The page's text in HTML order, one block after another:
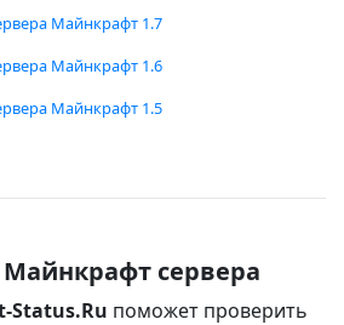
Майнкрафт 1.7
Майнкрафт 1.6
Майнкрафт 1.5
сервера
Status.Ru поможет проверить